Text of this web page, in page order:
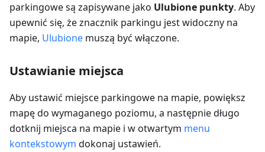
parkingowe są zapisywane jako Ulubione punkty. Aby
upewnić się, że znacznik parkingu jest widoczny na
mapie, Ulubione muszą być włączone.
Ustawianie miejsca
Aby ustawić miejsce parkingowe na mapie, powiększ
mapę do wymaganego poziomu, a następnie długo
dotknij miejsca na mapie i w otwartym menu
kontekstowym dokonaj ustawień.